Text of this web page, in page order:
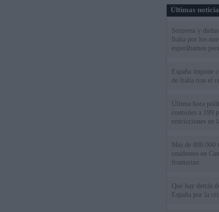
Últimas
Sorpresa y
Italia por los
esperábamos
España impone
de Italia tras el
Última hora
controles a 199
restricciones en
Más de 800.000
residentes en
fronterizo
Qué hay detrás
España por la